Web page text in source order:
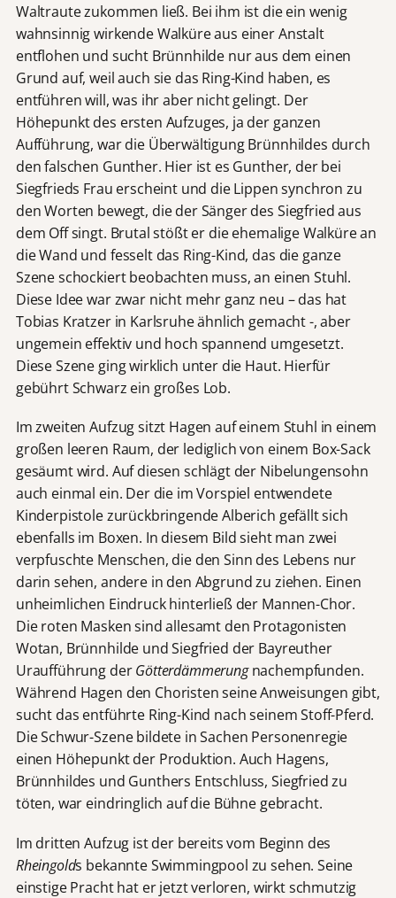
Waltraute zukommen ließ. Bei ihm ist die ein wenig
wahnsinnig wirkende Walküre aus einer Anstalt
entflohen und sucht Brünnhilde nur aus dem einen
Grund auf, weil auch sie das Ring-Kind haben, es
entführen will, was ihr aber nicht gelingt. Der
Höhepunkt des ersten Aufzuges, ja der ganzen
Aufführung, war die Überwältigung Brünnhildes durch
den falschen Gunther. Hier ist es Gunther, der bei
Siegfrieds Frau erscheint und die Lippen synchron zu
den Worten bewegt, die der Sänger des Siegfried aus
dem Off singt. Brutal stößt er die ehemalige Walküre an
die Wand und fesselt das Ring-Kind, das die ganze
Szene schockiert beobachten muss, an einen Stuhl.
Diese Idee war zwar nicht mehr ganz neu – das hat
Tobias Kratzer in Karlsruhe ähnlich gemacht -, aber
ungemein effektiv und hoch spannend umgesetzt.
Diese Szene ging wirklich unter die Haut. Hierfür
gebührt Schwarz ein großes Lob.
Im zweiten Aufzug sitzt Hagen auf einem Stuhl in einem
großen leeren Raum, der lediglich von einem Box-Sack
gesäumt wird. Auf diesen schlägt der Nibelungensohn
auch einmal ein. Der die im Vorspiel entwendete
Kinderpistole zurückbringende Alberich gefällt sich
ebenfalls im Boxen. In diesem Bild sieht man zwei
verpfuschte Menschen, die den Sinn des Lebens nur
darin sehen, andere in den Abgrund zu ziehen. Einen
unheimlichen Eindruck hinterließ der Mannen-Chor.
Die roten Masken sind allesamt den Protagonisten
Wotan, Brünnhilde und Siegfried der Bayreuther
Uraufführung derGötterdämmerungnachempfunden.
Während Hagen den Choristen seine Anweisungen gibt,
sucht das entführte Ring-Kind nach seinem Stoff-Pferd.
Die Schwur-Szene bildete in Sachen Personenregie
einen Höhepunkt der Produktion. Auch Hagens,
Brünnhildes und Gunthers Entschluss, Siegfried zu
töten, war eindringlich auf die Bühne gebracht.
Im dritten Aufzug ist der bereits vom Beginn des
Rheingolds bekannte Swimmingpool zu sehen. Seine
einstige Pracht hat er jetzt verloren, wirkt schmutzig